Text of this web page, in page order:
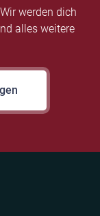
werden dich
alles weitere